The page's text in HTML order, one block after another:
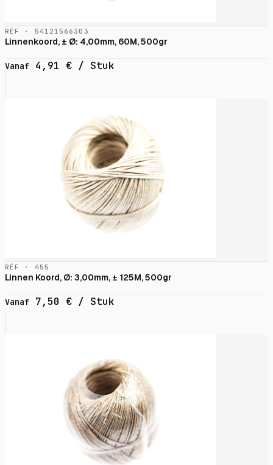
RÉF · 54121566303
Linnenkoord, ± Ø: 4,00mm, 60M, 500gr
Vanaf 4,91 € / Stuk
RÉF · 455
Linnen Koord, Ø: 3,00mm, ± 125M, 500gr
Vanaf 7,50 € / Stuk